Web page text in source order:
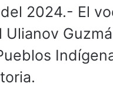
2024.- El